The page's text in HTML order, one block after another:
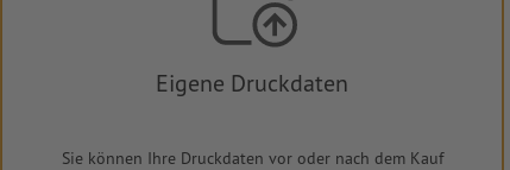
Eigene Druckdaten
Sie können Ihre Druckdaten vor oder nach dem Kauf